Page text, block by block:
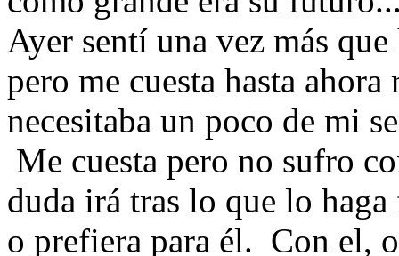
Ayer sentí una vez más
pero me cuesta hasta
necesitaba un poco de mi
Me cuesta pero no sufro
duda irá tras lo que lo
o prefiera para él. Con el,